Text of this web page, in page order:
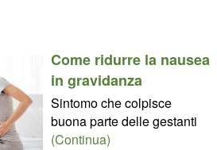
Come ridurre la nausea
in gravidanza
Sintomo che colpisce
buona parte delle gestanti
(Continua)